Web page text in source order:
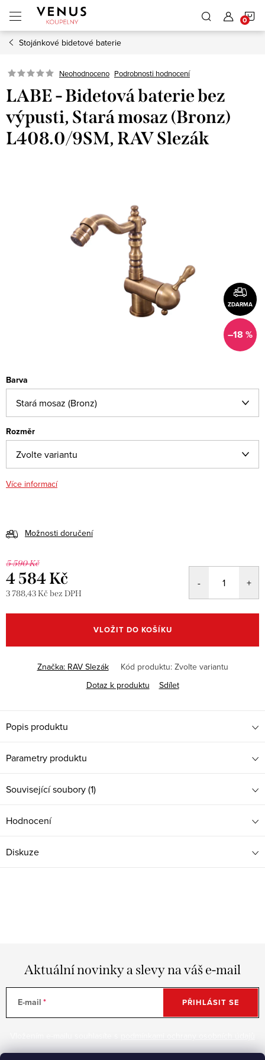
obsah
Stojánkové bidetové baterie
Neohodnoceno Podrobnosti hodnocení
LABE - Bidetová baterie bez
výpusti, Stará mosaz (Bronz)
L408.0/9SM, RAV Slezák
ZDARMA
–18 %
Barva
Rozměr
Více informací
Možnosti doručení
5 590 Kč
4 584 Kč
3 788,43 Kč bez DPH
cena:
VLOŽIT DO KOŠÍKU
Značka: RAV Slezák Kód produktu: Zvolte variantu
Dotaz k produktu
Sdílet
Popis produktu
Parametry produktu
Související soubory (1)
Hodnocení
Diskuze
Aktuální novinky a slevy na váš e-mail
E-mail PŘIHLÁSIT SE